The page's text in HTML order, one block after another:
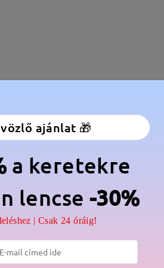
) Lencse átlós méret:
Anyag:
ajánlat 🎁
a keretekre
lencse -30%
| Csak 24 óráig!